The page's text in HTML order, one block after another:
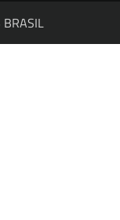
BRASIL